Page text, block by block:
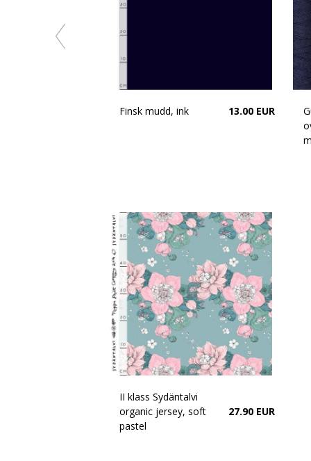
Finsk mudd, ink 13.00 EUR
II klass Sydäntalvi
organic jersey, soft
pastel
27.90 EUR